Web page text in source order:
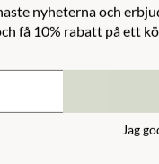
59 kr
nyheterna och
få 10% rabatt på ett
Jag